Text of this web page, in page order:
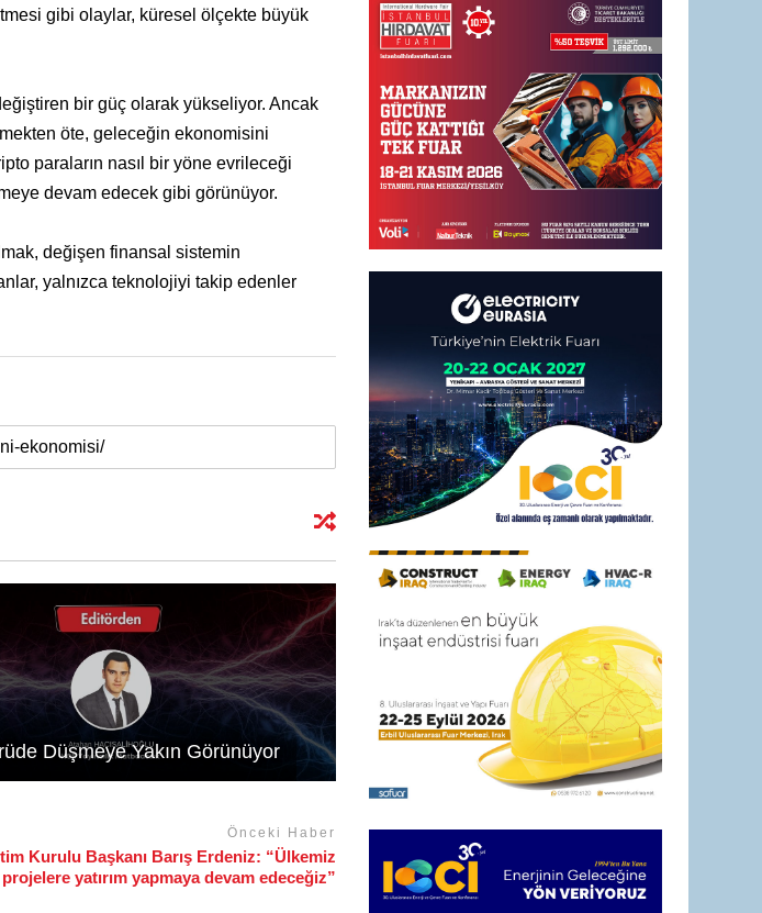
gibi olaylar, küresel ölçekte büyük
bir güç olarak yükseliyor. Ancak
öte, geleceğin ekonomisini
paraların nasıl bir yöne evrileceği
devam edecek gibi görünüyor.
değişen finansal sistemin
yalnızca teknolojiyi takip edenler
Düşmeye Yakın Görünüyor
Önceki Haber
Kurulu Başkanı Barış Erdeniz: “Ülkemiz
yatırım yapmaya devam edeceğiz”